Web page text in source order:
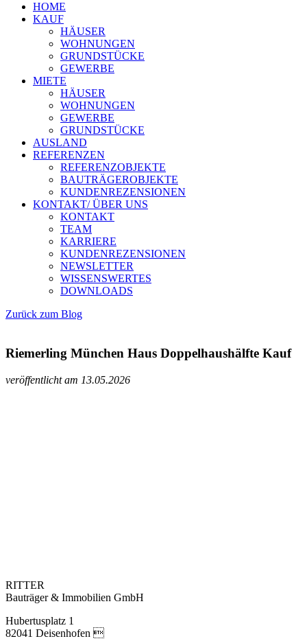
HOME
KAUF
HÄUSER
WOHNUNGEN
GRUNDSTÜCKE
GEWERBE
MIETE
HÄUSER
WOHNUNGEN
GEWERBE
GRUNDSTÜCKE
AUSLAND
REFERENZEN
REFERENZOBJEKTE
BAUTRÄGEROBJEKTE
KUNDENREZENSIONEN
KONTAKT/ ÜBER UNS
KONTAKT
TEAM
KARRIERE
KUNDENREZENSIONEN
NEWSLETTER
WISSENSWERTES
DOWNLOADS
Zurück zum Blog
Riemerling München Haus Doppelhaushälfte Kauf
veröffentlicht am 13.05.2026
RITTER
Bauträger & Immobilien GmbH
Hubertusplatz 1
82041 Deisenhofen 